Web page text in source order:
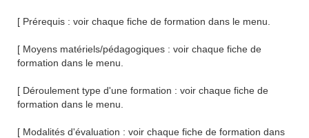
[ Prérequis : voir chaque fiche de formation dans le menu.
[ Moyens matériels/pédagogiques : voir chaque fiche de
formation dans le menu.
[ Déroulement type d'une formation : voir chaque fiche de
formation dans le menu.
[ Modalités d'évaluation : voir chaque fiche de formation dans